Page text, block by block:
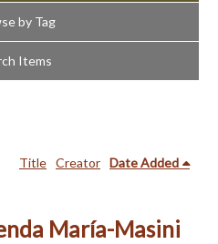
by Tag
Items
Title Creator Date Added
María-Masini